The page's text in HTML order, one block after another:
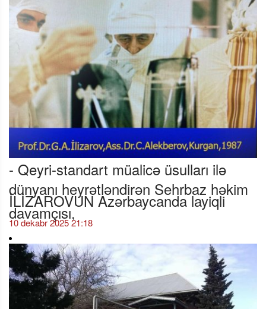
- Qeyri-standart müalicə üsulları ilə
dünyanı heyrətləndirən Sehrbaz həkim
İLİZAROVUN Azərbaycanda layiqli
davamçısı,
10 dekabr 2025 21:18